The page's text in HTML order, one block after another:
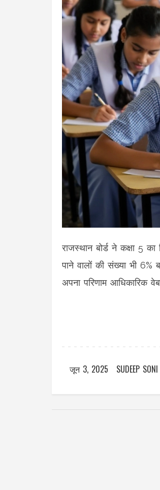
राजस्थान बोर्ड ने कक्षा 5
पाने वालों की संख्या भी 6%
अपना परिणाम आधिकारिक
जून 3, 2025 SUDEEP SONI